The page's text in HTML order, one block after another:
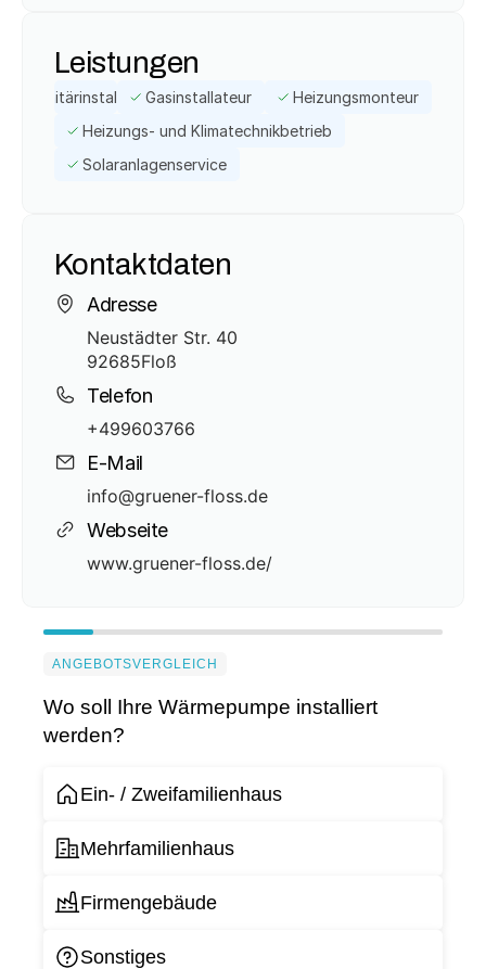
Leistungen
SanitärinstallateurGasinstallateur
Heizungsmonteur
Heizungs- und Klimatechnikbetrieb
Solaranlagenservice
Kontaktdaten
Adresse
Neustädter Str. 40
92685Floß
Telefon
+499603766
E-Mail
info@gruener-floss.de
Webseite
www.gruener-floss.de/
ANGEBOTSVERGLEICH
Wo soll Ihre Wärmepumpe installiert
werden?
Ein- / Zweifamilienhaus
Mehrfamilienhaus
Firmengebäude
Sonstiges